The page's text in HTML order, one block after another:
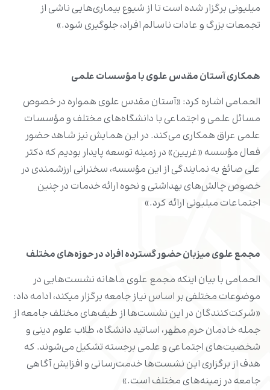
میلیونی برگزار شده است تا از شیوع بیماری‌هایی ناشی از
تجمعات بزرگ و عادات ناسالم افراد، جلوگیری شود.»
همکاری آستان مقدس علوی با مؤسسات علمی
الحمامی اشاره کرد: «آستان مقدس علوی همواره در خصوص
مسائل علمی و اجتماعی با دانشگاه‌های مختلف و مؤسسات
علمی عراق همکاری می‌کند. در این همایش نیز شاهد حضور
فعال مؤسسه «غریین» در زمینه توسعه پایدار بودیم که دکتر
علی صائغ به نمایندگی از این مؤسسه، سخنرانی ارزشمندی در
خصوص چالش‌های بهداشتی و نحوه ارائه خدمات در چنین
اجتماعات میلیونی ارائه کرد.»
مجمع علوی میزبان حضور گسترده افراد در حوزه‌های مختلف
الحمامی با بیان اینکه مجمع علوی ماهانه نشست‌هایی در
موضوعات مختلفی بر اساس نیاز جامعه برگزار میکند، ادامه داد:
«شرکت‌کنندگان در این نشست‌ها از طیف‌های مختلف جامعه از
جمله خادمان حرم مطهر، اساتید دانشگاه، طلاب علوم دینی و
شخصیت‌های اجتماعی و علمی برجسته تشکیل می‌شوند. که
هدف از برگزاری این نشست‌ها خدمت‌رسانی و افزایش آگاهی
جامعه در زمینه‌های مختلف است.»